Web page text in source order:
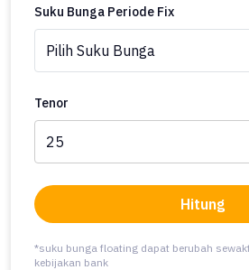
Suku Bunga Periode Fix
Tenor
Hitung
*suku bunga floating dapat berubah
kebijakan bank